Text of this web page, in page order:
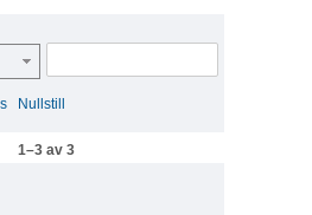
Nullstill
1–3 av 3